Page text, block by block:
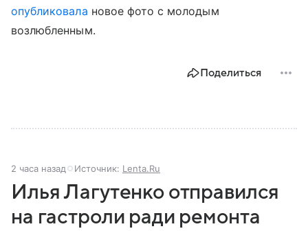
опубликовала новое фото с молодым
возлюбленным.
Поделиться
2 часа назад Источник: Lenta.Ru
Илья Лагутенко отправился
на гастроли ради ремонта